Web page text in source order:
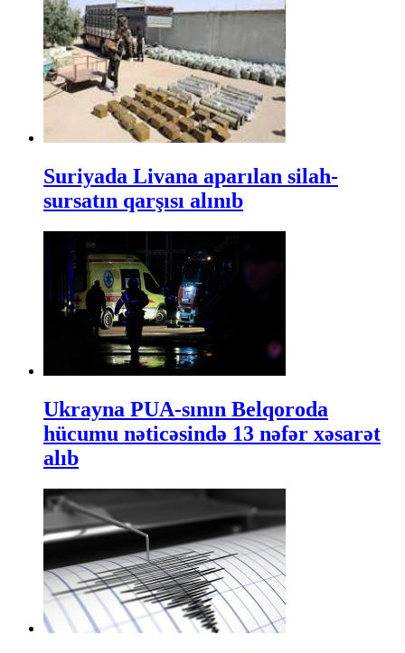
Suriyada Livana aparılan silah-
sursatın qarşısı alınıb
Ukrayna PUA-sının Belqoroda
hücumu nəticəsində 13 nəfər xəsarət
alıb